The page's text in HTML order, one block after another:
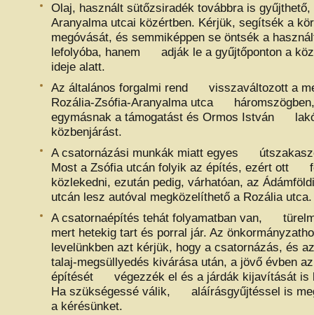
Olaj, használt sütőzsiradék továbbra is
Aranyalma utcai közértben. Kérjük, segítsék a
megóvását, és semmiképpen se öntsék a
lefolyóba, hanem adják le a gyűjtőponton a
ideje alatt.
Az általános forgalmi rend visszaváltozott a
Rozália-Zsófia-Aranyalma utca
egymásnak a támogatást és Ormos István
közbenjárást.
A csatornázási munkák miatt egyes
Most a Zsófia utcán folyik az építés, ezért ott
közlekedni, ezután pedig, várhatóan, az
utcán lesz autóval megközelíthető a Rozália utca.
A csatornaépítés tehát folyamatban van,
mert hetekig tart és porral jár. Az
levelünkben azt kérjük, hogy a csatornázás,
talaj-megsüllyedés kivárása után, a jövő évben
építését végezzék el és a járdák kijavítását is
Ha szükségessé válik, aláírásgyűjtéssel is
a kérésünket.